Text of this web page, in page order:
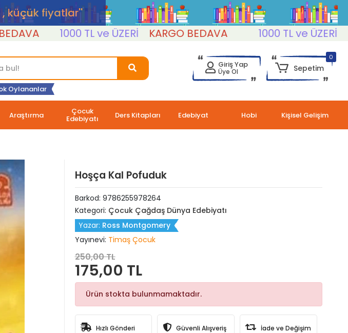
, küçük fiyatlar''
1000 TL ve ÜZERİ KARGO BEDAVA 1000 TL ve ÜZERİ
Oylananlar
Giriş Yap
Üye Ol
0
Sepetim
Araştırma Çocuk
Edebiyatı Ders Kitapları Edebiyat Hobi Kişisel Gelişim
Hoşça Kal Pofuduk
Barkod: 9786255978264
Kategori: Çocuk Çağdaş Dünya Edebiyatı
Yazar: Ross Montgomery
Yayınevi: Timaş Çocuk
250,00 TL
175,00 TL
Ürün stokta bulunmamaktadır.
Hızlı Gönderi Güvenli Alışveriş İade ve Değişim